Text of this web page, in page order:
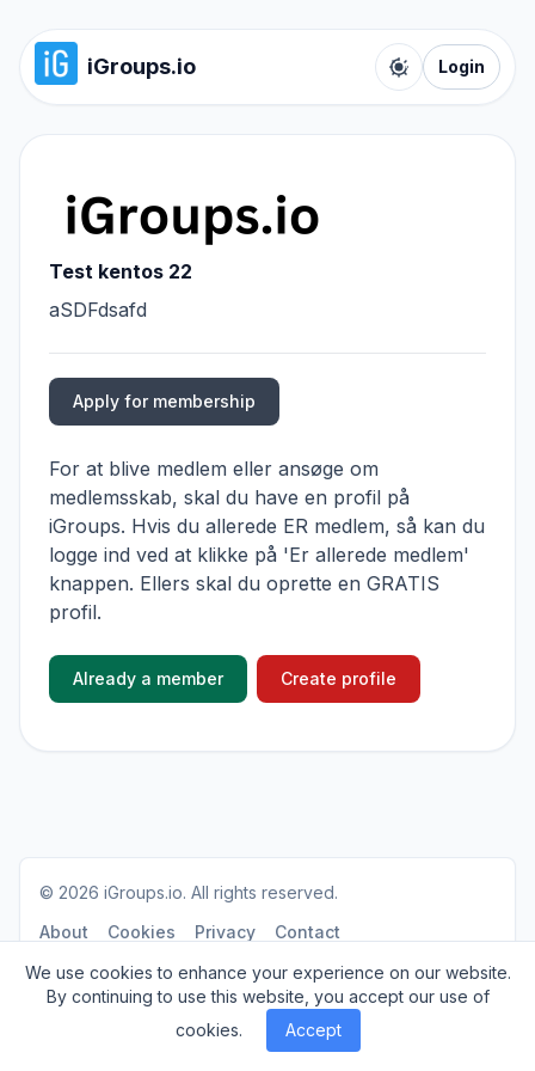
iGroups.io
Toggle color
Login
Test kentos 22
aSDFdsafd
Apply for membership
For at blive medlem eller ansøge om
medlemsskab, skal du have en profil på
iGroups. Hvis du allerede ER medlem, så kan du
logge ind ved at klikke på 'Er allerede medlem'
knappen. Ellers skal du oprette en GRATIS
profil.
Already a member Create profile
© 2026 iGroups.io. All rights reserved.
About
Cookies Privacy
Contact
We use cookies to enhance your experience on our website.
By continuing to use this website, you accept our use of
cookies.
Accept